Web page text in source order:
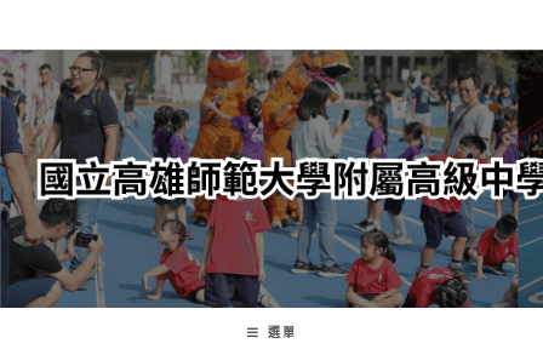
轉
至
主
內
容
選單